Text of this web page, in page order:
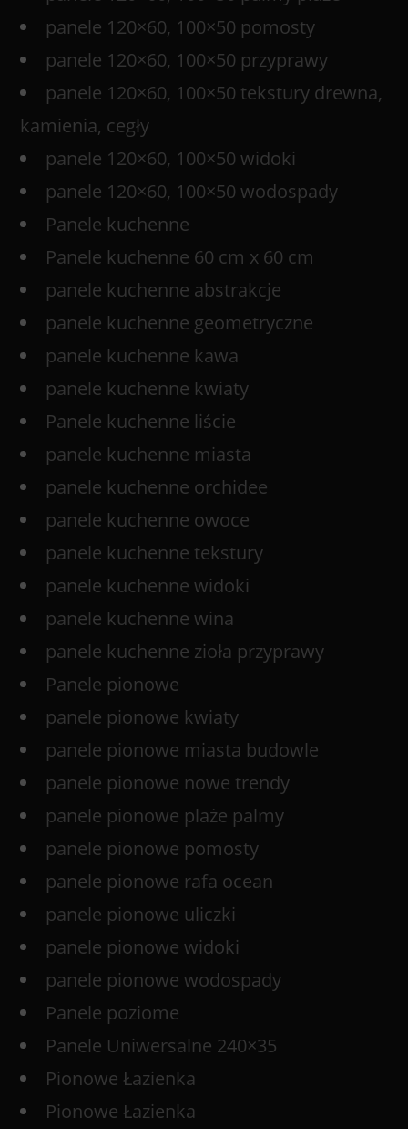
panele 120×60, 100×50 pomosty
panele 120×60, 100×50 przyprawy
panele 120×60, 100×50 tekstury drewna,
kamienia, cegły
panele 120×60, 100×50 widoki
panele 120×60, 100×50 wodospady
Panele kuchenne
Panele kuchenne 60 cm x 60 cm
panele kuchenne abstrakcje
panele kuchenne geometryczne
panele kuchenne kawa
panele kuchenne kwiaty
Panele kuchenne liście
panele kuchenne miasta
panele kuchenne orchidee
panele kuchenne owoce
panele kuchenne tekstury
panele kuchenne widoki
panele kuchenne wina
panele kuchenne zioła przyprawy
Panele pionowe
panele pionowe kwiaty
panele pionowe miasta budowle
panele pionowe nowe trendy
panele pionowe plaże palmy
panele pionowe pomosty
panele pionowe rafa ocean
panele pionowe uliczki
panele pionowe widoki
panele pionowe wodospady
Panele poziome
Panele Uniwersalne 240×35
Pionowe Łazienka
Pionowe Łazienka